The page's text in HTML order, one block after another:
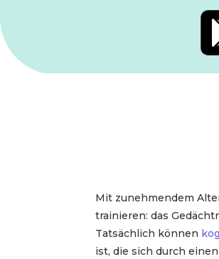
Mit zunehmendem
trainieren: das
Tatsächlich können
ist, die sich durch